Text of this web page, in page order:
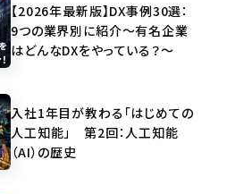
【2026年最新版】DX事例30選：
9つの業界別に紹介～有名企業
はどんなDXをやっている？～
入社1年目が教わる「はじめての
人工知能」 第2回：人工知能
（AI）の歴史